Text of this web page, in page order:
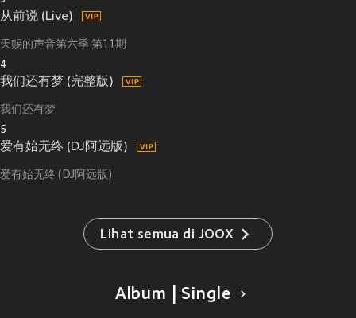
从前说 (Live)
天赐的声音第六季 第11期
4
我们还有梦 (完整版)
我们还有梦
5
爱有始无终 (DJ阿远版)
爱有始无终 (DJ阿远版)
Lihat semua di JOOX
Album | Single